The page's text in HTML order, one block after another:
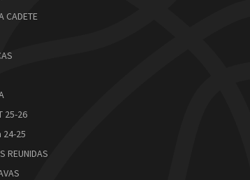
CADETE
25-26
25
REUNIDAS